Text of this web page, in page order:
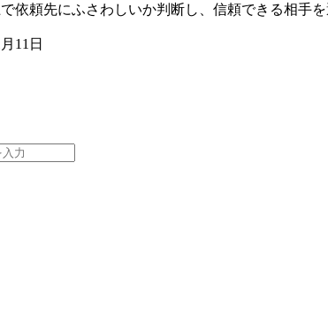
依頼先にふさわしいか判断し、信頼できる相手を
11日